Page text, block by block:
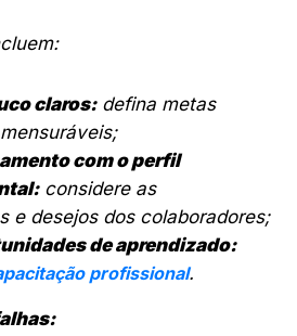
claros:defina metas
com o perfil
considere as
e desejos dos colaboradores;
de aprendizado:
profissional.